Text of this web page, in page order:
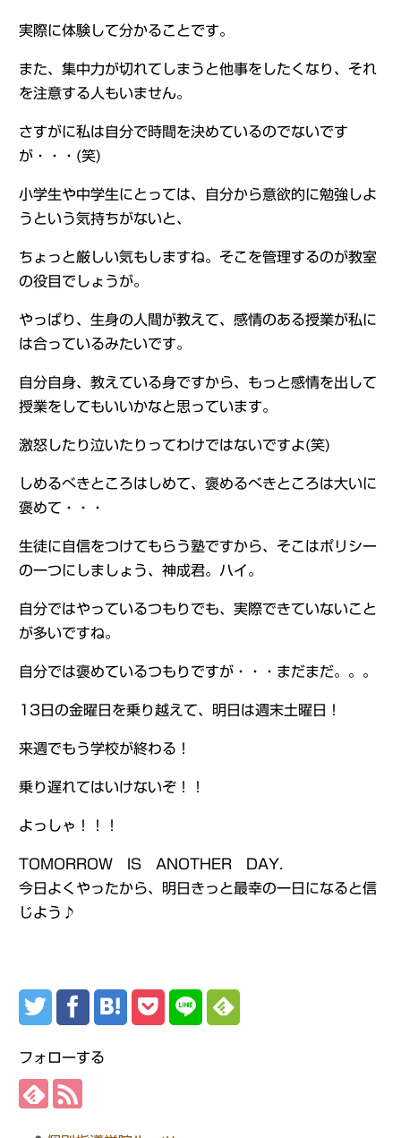
実際に体験して分かることです。
また、集中力が切れてしまうと他事をしたくなり、それ
を注意する人もいません。
さすがに私は自分で時間を決めているのでないです
が・・・(笑)
小学生や中学生にとっては、自分から意欲的に勉強しよ
うという気持ちがないと、
ちょっと厳しい気もしますね。そこを管理するのが教室
の役目でしょうが。
やっぱり、生身の人間が教えて、感情のある授業が私に
は合っているみたいです。
自分自身、教えている身ですから、もっと感情を出して
授業をしてもいいかなと思っています。
激怒したり泣いたりってわけではないですよ(笑)
しめるべきところはしめて、褒めるべきところは大いに
褒めて・・・
生徒に自信をつけてもらう塾ですから、そこはポリシー
の一つにしましょう、神成君。ハイ。
自分ではやっているつもりでも、実際できていないこと
が多いですね。
自分では褒めているつもりですが・・・まだまだ。。。
13日の金曜日を乗り越えて、明日は週末土曜日！
来週でもう学校が終わる！
乗り遅れてはいけないぞ！！
よっしゃ！！！
TOMORROW IS ANOTHER DAY.
今日よくやったから、明日きっと最幸の一日になると信
じよう♪
フォローする